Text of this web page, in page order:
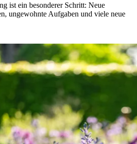
ist ein besonderer Schritt: Neue
ungewohnte Aufgaben und viele neue